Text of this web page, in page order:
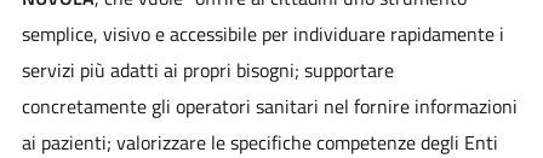
semplice, visivo e accessibile per individuare rapidamente i
servizi più adatti ai propri bisogni; supportare
concretamente gli operatori sanitari nel fornire informazioni
ai pazienti; valorizzare le specifiche competenze degli Enti